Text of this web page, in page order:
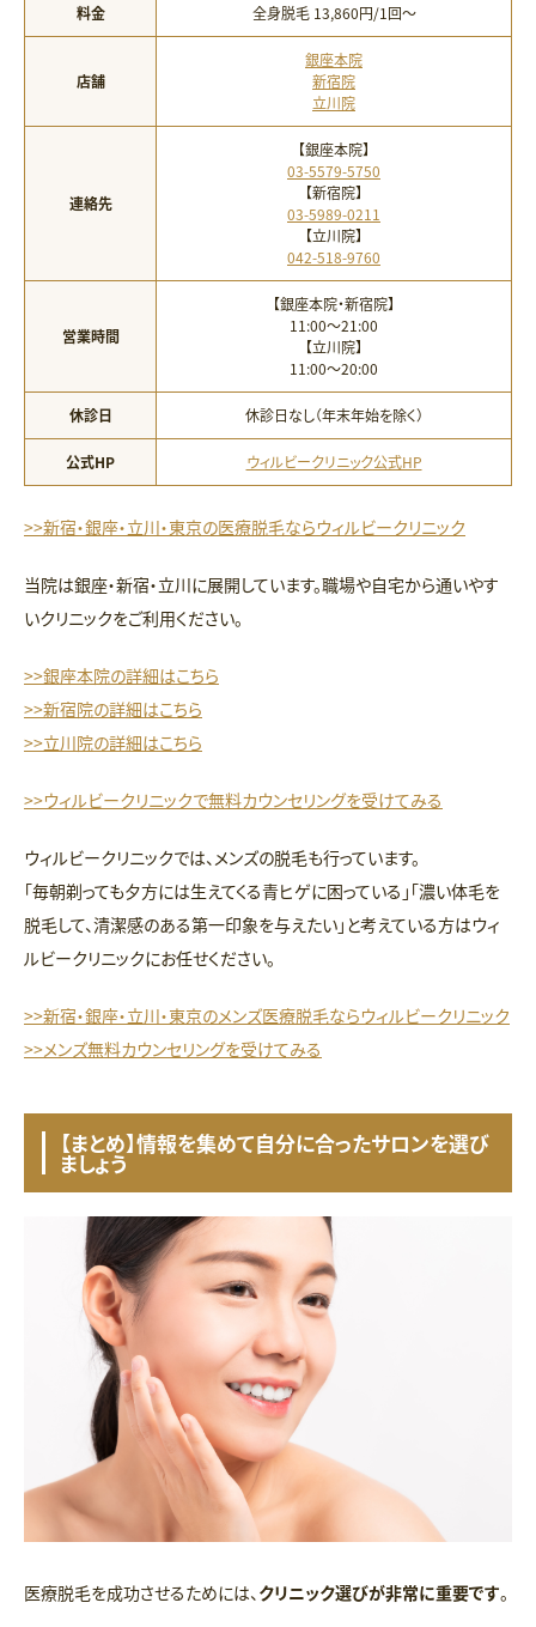
料金 全身脱毛 13,860円/1回〜
店舗
銀座本院
新宿院
立川院
連絡先
【銀座本院】
03-5579-5750
【新宿院】
03-5989-0211
【立川院】
042-518-9760
営業時間
【銀座本院・新宿院】
11:00〜21:00
【立川院】
11:00〜20:00
休診日 休診日なし（年末年始を除く）
公式HP ウィルビークリニック公式HP
>>新宿・銀座・立川・東京の医療脱毛ならウィルビークリニック
当院は銀座・新宿・立川に展開しています。職場や自宅から通いやす
いクリニックをご利用ください。
>>銀座本院の詳細はこちら
>>新宿院の詳細はこちら
>>立川院の詳細はこちら
>>ウィルビークリニックで無料カウンセリングを受けてみる
ウィルビークリニックでは、メンズの脱毛も行っています。
「毎朝剃っても夕方には生えてくる青ヒゲに困っている」「濃い体毛を
脱毛して、清潔感のある第一印象を与えたい」と考えている方はウィ
ルビークリニックにお任せください。
>>新宿・銀座・立川・東京のメンズ医療脱毛ならウィルビークリニック
>>メンズ無料カウンセリングを受けてみる
【まとめ】情報を集めて自分に合ったサロンを選び
ましょう
医療脱毛を成功させるためには、 クリニック選びが非常に重要です。